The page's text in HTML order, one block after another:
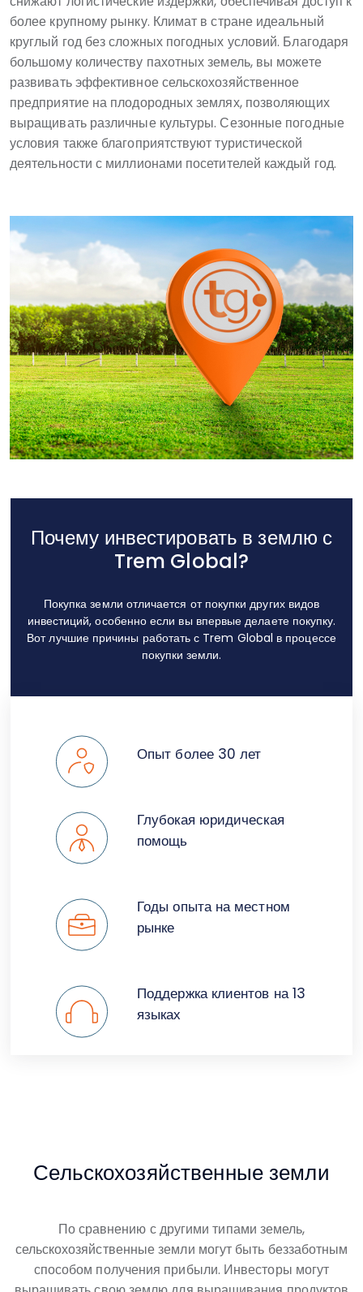
более крупному рынку. Климат в стране идеальный
круглый год без сложных погодных условий. Благодаря
большому количеству пахотных земель, вы можете
развивать эффективное сельскохозяйственное
предприятие на плодородных землях, позволяющих
выращивать различные культуры. Сезонные погодные
условия также благоприятствуют туристической
деятельности с миллионами посетителей каждый год.
Почему инвестировать в землю с
Trem Global?
Покупка земли отличается от покупки других видов
инвестиций, особенно если вы впервые делаете покупку.
Вот лучшие причины работать с Trem Global в процессе
покупки земли.
Опыт более 30 лет
Глубокая юридическая
помощь
Годы опыта на местном
рынке
Поддержка клиентов на 13
языках
Сельскохозяйственные земли
По сравнению с другими типами земель,
сельскохозяйственные земли могут быть беззаботным
способом получения прибыли. Инвесторы могут